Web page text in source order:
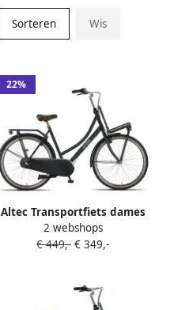
Sorteren Wis
22%
Altec Transportfiets dames
Vintage 28 Inch 57 cm
Dames 3V Terugtraprem
2 webshops
€ 449,- € 349,-